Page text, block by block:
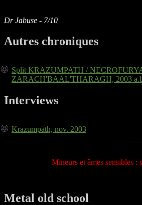
Dr Jabuse - 7/10
Autres chroniques
Split KRAZUMPATH /
ZARACH'BAAL'THARAGH, 2003
Interviews
Krazumpath, nov. 2003
Mineurs et âmes sensibles :
Metal old school